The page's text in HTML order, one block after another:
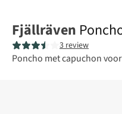
Fjällräven
3 review
Poncho met capuchon